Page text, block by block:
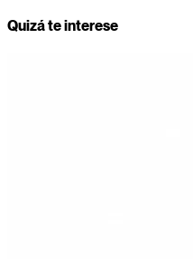
Quizá te interese